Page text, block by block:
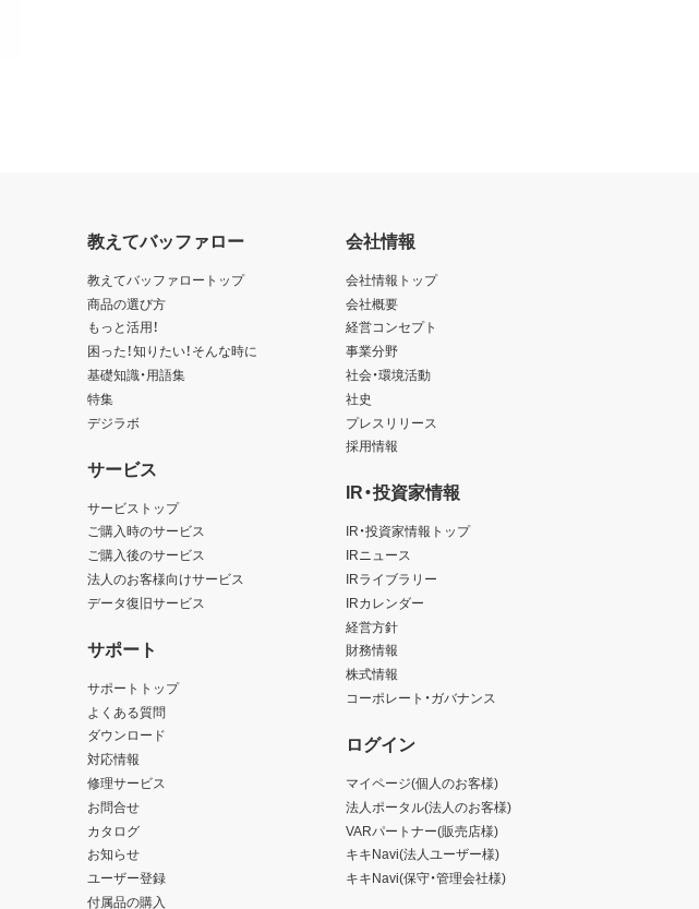
教えてバッファロー
教えてバッファロートップ
商品の選び方
もっと活用！
困った！知りたい！そんな時に
基礎知識・用語集
特集
デジラボ
サービス
サービストップ
ご購入時のサービス
ご購入後のサービス
法人のお客様向けサービス
データ復旧サービス
サポート
サポートトップ
よくある質問
ダウンロード
対応情報
修理サービス
お問合せ
カタログ
お知らせ
ユーザー登録
付属品の購入
会社情報
会社情報トップ
会社概要
経営コンセプト
事業分野
社会・環境活動
社史
プレスリリース
採用情報
IR・投資家情報
IR・投資家情報トップ
IRニュース
IRライブラリー
IRカレンダー
経営方針
財務情報
株式情報
コーポレート・ガバナンス
ログイン
マイページ(個人のお客様)
法人ポータル(法人のお客様)
VARパートナー(販売店様)
キキNavi(法人ユーザー様)
キキNavi(保守・管理会社様)